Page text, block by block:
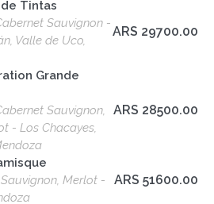
Tintas
Sauvignon -
Valle de Uco,
ARS 29700.00
Grande
Sauvignon,
- Los Chacayes,
ARS 28500.00
Merlot -
ARS 51600.00